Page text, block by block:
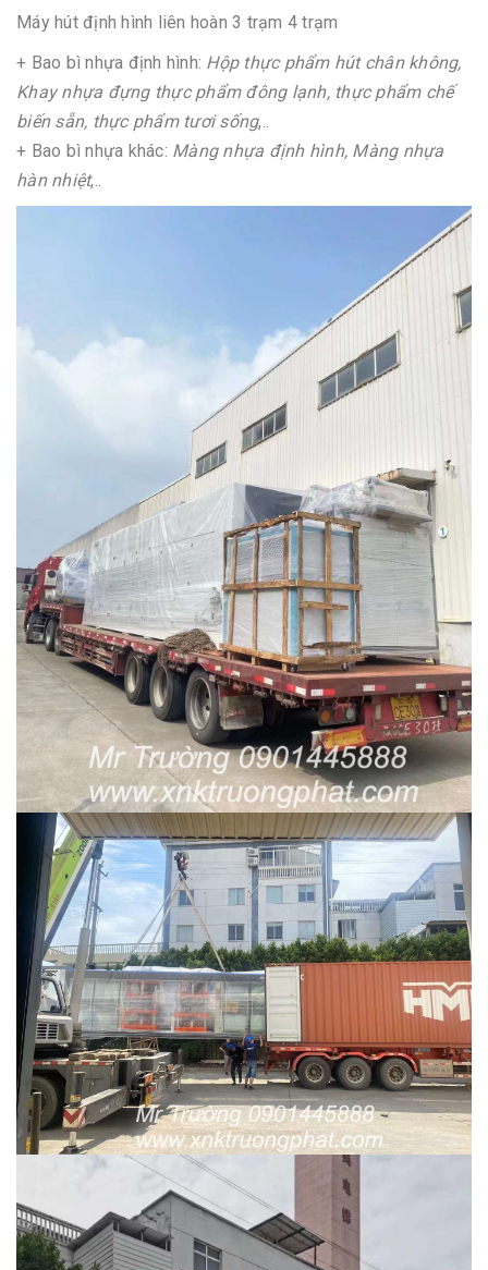
Máy hút định hình liên hoàn 3 trạm 4 trạm
+ Bao bì nhựa định hình: Hộp thực phẩm hút chân không,
Khay nhựa đựng thực phẩm đông lạnh, thực phẩm chế
biến sẵn, thực phẩm tươi sống,..
+ Bao bì nhựa khác: Màng nhựa định hình, Màng nhựa
hàn nhiệt,..